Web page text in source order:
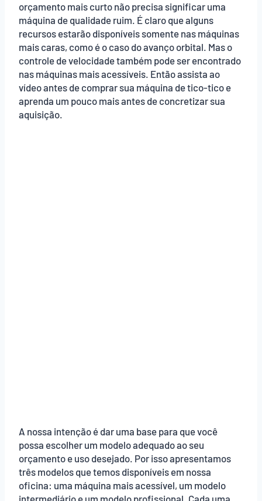
orçamento mais curto não precisa significar uma
máquina de qualidade ruim. É claro que alguns
recursos estarão disponíveis somente nas máquinas
mais caras, como é o caso do avanço orbital. Mas o
controle de velocidade também pode ser encontrado
nas máquinas mais acessíveis. Então assista ao
vídeo antes de comprar sua máquina de tico-tico e
aprenda um pouco mais antes de concretizar sua
aquisição.
A nossa intenção é dar uma base para que você
possa escolher um modelo adequado ao seu
orçamento e uso desejado. Por isso apresentamos
três modelos que temos disponíveis em nossa
oficina: uma máquina mais acessível, um modelo